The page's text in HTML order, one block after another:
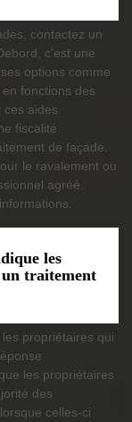
contactez un
c'est une
options comme
fonctions des
ces aides
fiscalité
de façade.
le ravalement ou
agréé.
les
traitement
propriétaires qui
les propriétaires
des
celles-ci